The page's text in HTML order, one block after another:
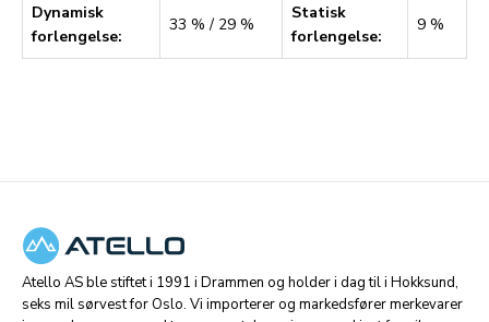
Dynamisk
forlengelse:
33 % / 29 %
Statisk
forlengelse:
9 %
Atello AS ble stiftet i 1991 i Drammen og holder i dag til i Hokksund,
seks mil sørvest for Oslo. Vi importerer og markedsfører merkevarer